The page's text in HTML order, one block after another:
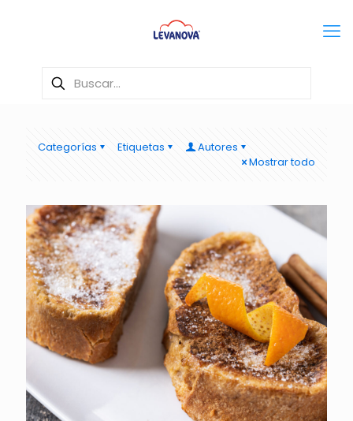
Categorías Etiquetas
Autores
Mostrar todo